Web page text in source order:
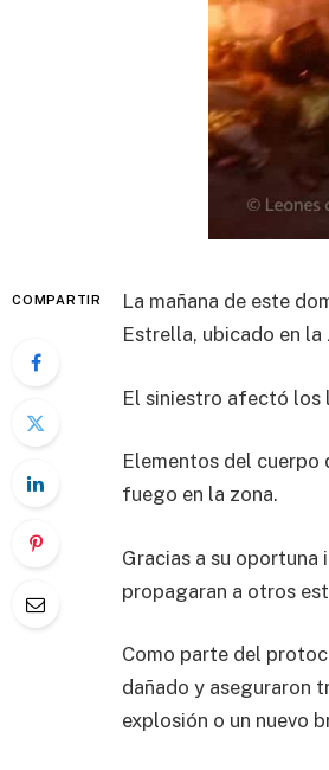
COMPARTIR
La mañana de este
Estrella, ubicado en la
El siniestro afectó los
Elementos del cuerpo
fuego en la zona.
Gracias a su
propagaran a otros
Como parte del
dañado y aseguraron
explosión o un nuevo